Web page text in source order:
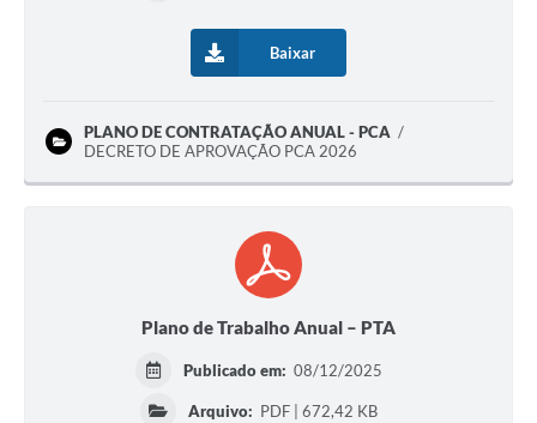
Baixar
PLANO DE CONTRATAÇÃO ANUAL - PCA
DECRETO DE APROVAÇÃO PCA 2026
Plano de Trabalho Anual – PTA
Publicado em: 08/12/2025
Arquivo: PDF | 672,42 KB